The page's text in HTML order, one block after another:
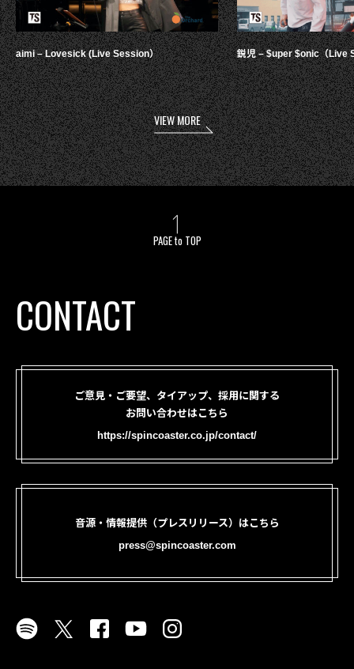
aimi – Lovesick (Live Session） 鋭児 – $uper $onic（Live
VIEW MORE
PAGE to TOP
CONTACT
ご意見・ご要望、タイアップ、採用に関する
お問い合わせはこちら
https://spincoaster.co.jp/contact/
音源・情報提供（プレスリリース）はこちら
press@spincoaster.com